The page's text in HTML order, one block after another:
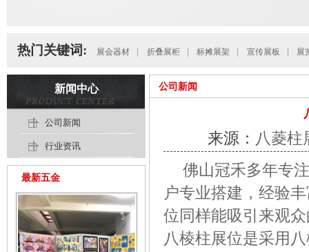
热门关键词: 展会器材 折叠展柜 标摊展架 宣传展板 展
公司新闻
来源： 八菱柱
佛山冠禾多年专
户专业搭建，经验
位 同样能吸引来观
八棱柱展位是采用
新闻中心
公司新闻
行业资讯
最新五金